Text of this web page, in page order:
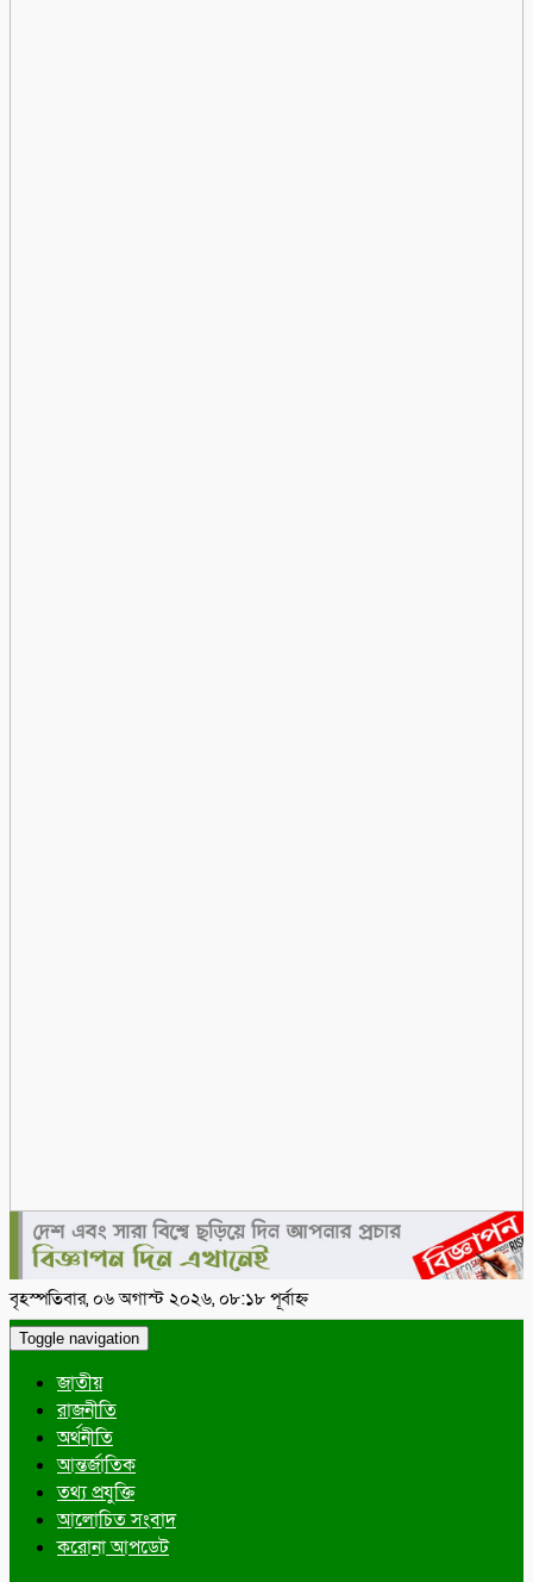
বৃহস্পতিবার, ০৬ অগাস্ট ২০২৬, ০৮:১৮ পূর্বাহ্ন
Toggle navigation
জাতীয়
রাজনীতি
অর্থনীতি
আন্তর্জাতিক
তথ্য প্রযুক্তি
আলোচিত সংবাদ
করোনা আপডেট